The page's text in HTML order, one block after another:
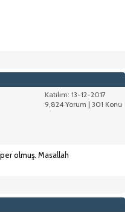
Katılım: 13-12-2017
9,824 Yorum | 301 Konu
olmuş. Masallah